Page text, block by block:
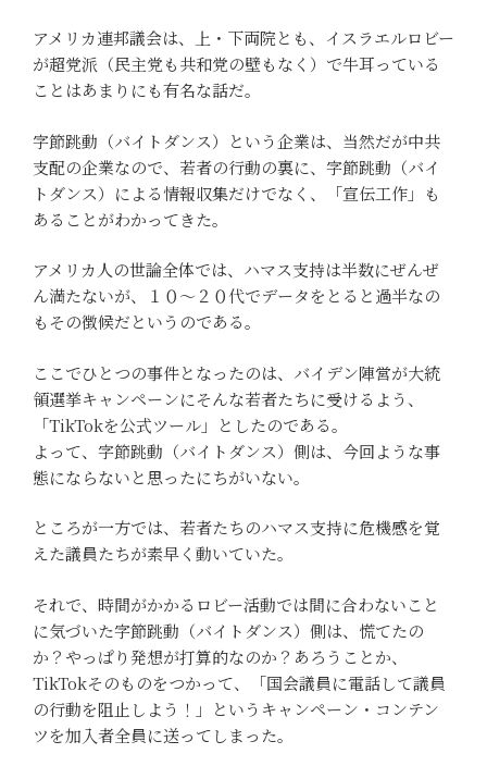
アメリカ連邦議会は、上・下両院とも、イスラエルロビー
が超党派（民主党も共和党の壁もなく）で牛耳っている
ことはあまりにも有名な話だ。
字節跳動（バイトダンス）という企業は、当然だが中共
支配の企業なので、若者の行動の裏に、字節跳動（バイ
トダンス）による情報収集だけでなく、「宣伝工作」も
あることがわかってきた。
アメリカ人の世論全体では、ハマス支持は半数にぜんぜ
ん満たないが、１０～２０代でデータをとると過半なの
もその徴候だというのである。
ここでひとつの事件となったのは、バイデン陣営が大統
領選挙キャンペーンにそんな若者たちに受けるよう、
「TikTokを公式ツール」としたのである。
よって、字節跳動（バイトダンス）側は、今回ような事
態にならないと思ったにちがいない。
ところが一方では、若者たちのハマス支持に危機感を覚
えた議員たちが素早く動いていた。
それで、時間がかかるロビー活動では間に合わないこと
に気づいた字節跳動（バイトダンス）側は、慌てたの
か？やっぱり発想が打算的なのか？あろうことか、
TikTokそのものをつかって、「国会議員に電話して議員
の行動を阻止しよう！」というキャンペーン・コンテン
ツを加入者全員に送ってしまった。